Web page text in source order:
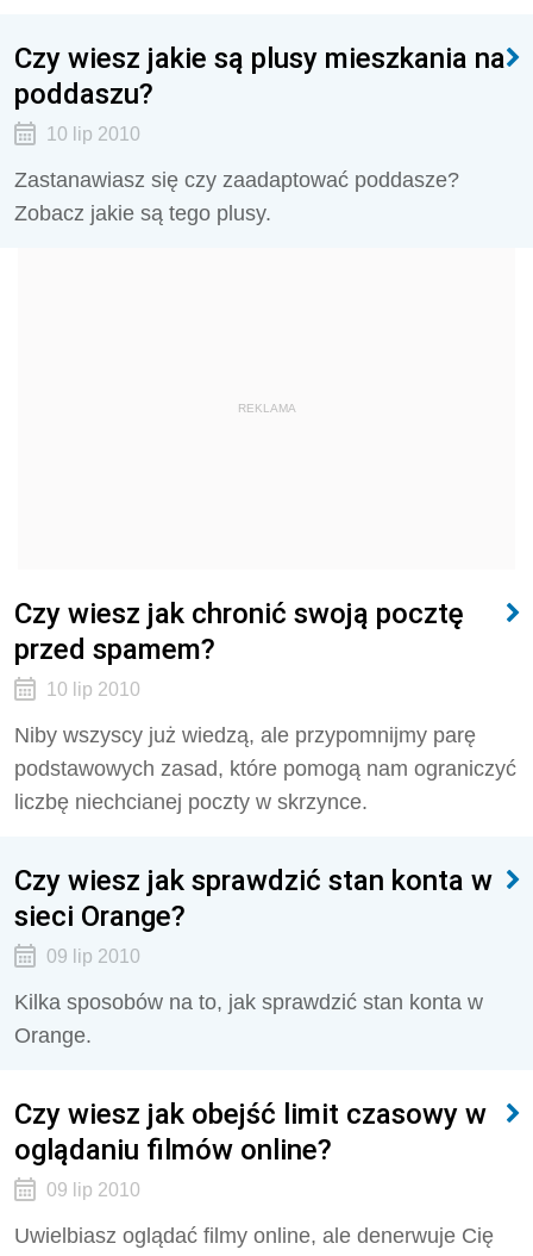
Czy wiesz jakie są plusy mieszkania na
poddaszu?
10 lip 2010
Zastanawiasz się czy zaadaptować poddasze?
Zobacz jakie są tego plusy.
REKLAMA
Czy wiesz jak chronić swoją pocztę
przed spamem?
10 lip 2010
Niby wszyscy już wiedzą, ale przypomnijmy parę
podstawowych zasad, które pomogą nam ograniczyć
liczbę niechcianej poczty w skrzynce.
Czy wiesz jak sprawdzić stan konta w
sieci Orange?
09 lip 2010
Kilka sposobów na to, jak sprawdzić stan konta w
Orange.
Czy wiesz jak obejść limit czasowy w
oglądaniu filmów online?
09 lip 2010
Uwielbiasz oglądać filmy online, ale denerwuje Cię